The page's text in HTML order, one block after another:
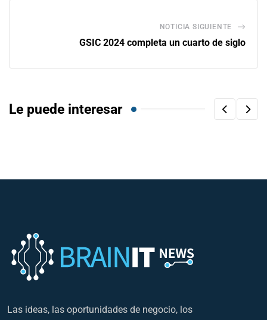
NOTICIA SIGUIENTE
GSIC 2024 completa un cuarto de siglo
Le puede interesar
Las ideas, las oportunidades de negocio, los